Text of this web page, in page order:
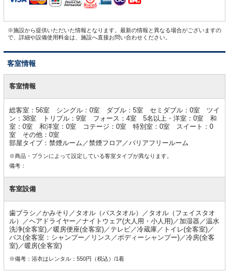
※施設から提供いただいた情報となります。最新の情報と異なる場合がございますの
で、詳細や設備使用料金は、施設へ直接お問い合わせください。
客室情報
室客室情報
総客室：56室 シングル：0室 ダブル：5室 セミダブル：0室 ツイ
ン：38室 トリプル：9室 フォース：4室 5名以上・洋室：0室 和
室：0室 和洋室：0室 コテージ：0室 特別室：0室 スイート：0
室 その他：0室
部屋タイプ：禁煙ルーム／禁煙フロア／バリアフリールーム
※商品・プランによって設定している客室タイプが異なります。
備考：
客室設備
歯ブラシ／かみそり／タオル（バスタオル）／タオル（フェイスタオ
ル）／ヘアドライヤー／ナイトウェア(大人用・小人用)／加湿器／温水
洗浄(全客室)／暖房便座(全客室)／テレビ／冷蔵庫／トイレ(全客室)／
バス(全客室：シャンプー／リンス／ボディーシャンプー)／冷房(全客
室)／暖房(全客室)
※備考：浴衣はレンタル：550円（税込）/1着